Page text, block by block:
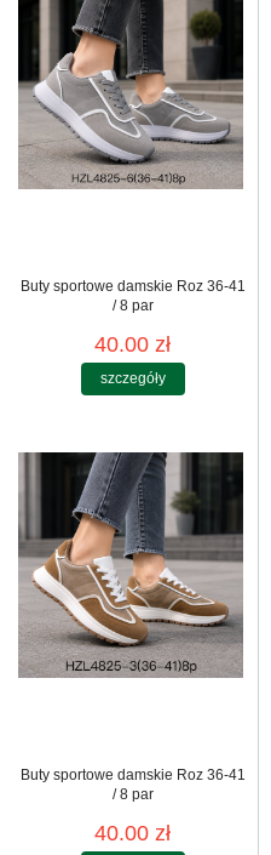
Buty sportowe damskie Roz 36-41
/ 8 par
40.00 zł
szczegóły
Buty sportowe damskie Roz 36-41
/ 8 par
40.00 zł